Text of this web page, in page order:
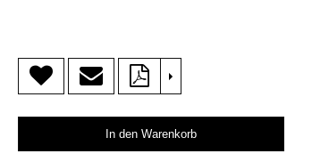
>
In den Warenkorb